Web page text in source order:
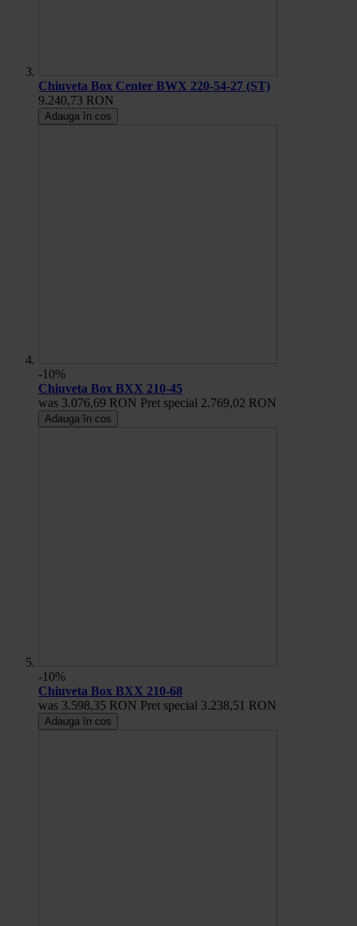
Chiuveta Box Center BWX 220-54-27 (ST)
9.240,73 RON
Adauga în cos
-10%
Chiuveta Box BXX 210-45
was 3.076,69 RON Pret special 2.769,02 RON
Adauga în cos
-10%
Chiuveta Box BXX 210-68
was 3.598,35 RON Pret special 3.238,51 RON
Adauga în cos